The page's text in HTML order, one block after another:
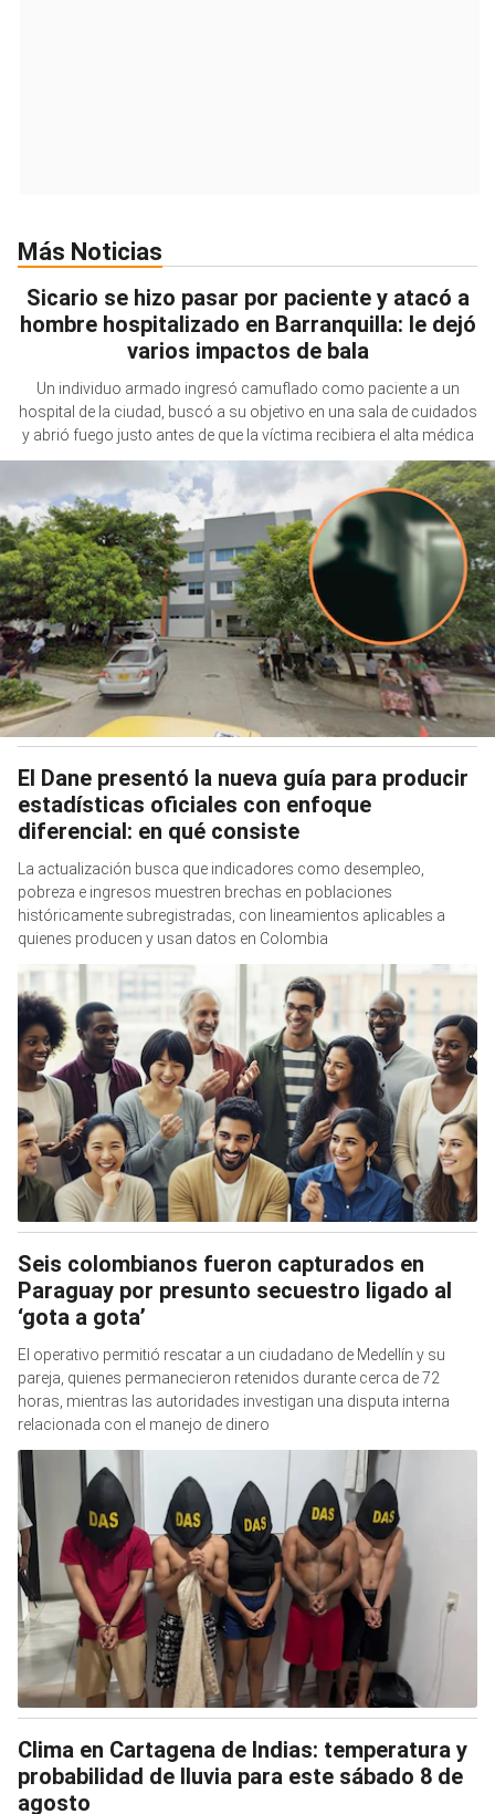
Más Noticias
Sicario se hizo pasar por paciente y atacó a
hombre hospitalizado en Barranquilla: le dejó
varios impactos de bala
Un individuo armado ingresó camuflado como paciente a un
hospital de la ciudad, buscó a su objetivo en una sala de cuidados
y abrió fuego justo antes de que la víctima recibiera el alta médica
El Dane presentó la nueva guía para producir
estadísticas oficiales con enfoque
diferencial: en qué consiste
La actualización busca que indicadores como desempleo,
pobreza e ingresos muestren brechas en poblaciones
históricamente subregistradas, con lineamientos aplicables a
quienes producen y usan datos en Colombia
Seis colombianos fueron capturados en
Paraguay por presunto secuestro ligado al
‘gota a gota’
El operativo permitió rescatar a un ciudadano de Medellín y su
pareja, quienes permanecieron retenidos durante cerca de 72
horas, mientras las autoridades investigan una disputa interna
relacionada con el manejo de dinero
Clima en Cartagena de Indias: temperatura y
probabilidad de lluvia para este sábado 8 de
agosto